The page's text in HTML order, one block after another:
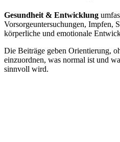
Gesundheit & Entwicklung
Vorsorgeuntersuchungen, Impfen,
körperliche und emotionale
Die Beiträge geben Orientierung,
einzuordnen, was normal ist und
sinnvoll wird.